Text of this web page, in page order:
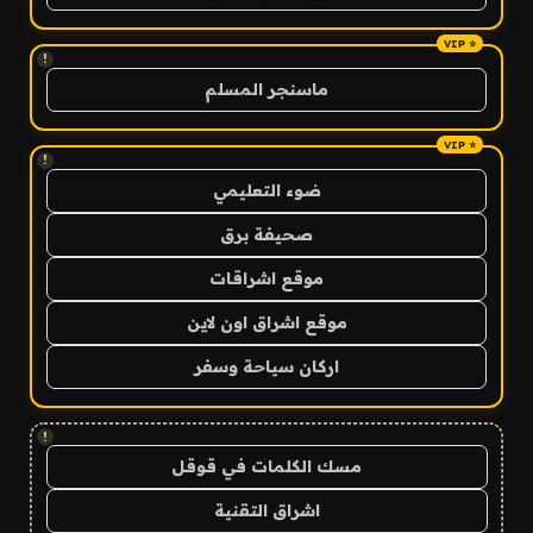
!
ماسنجر المسلم
!
ضوء التعليمي
صحيفة برق
موقع اشراقات
موقع اشراق اون لاين
اركان سياحة وسفر
!
مسك الكلمات في قوقل
اشراق التقنية